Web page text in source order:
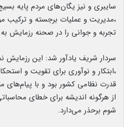
سایبری و نیز یگان‌های مردم پایه
،مدیریت و عملیات برجسته و ترکیب
تجربه و جوانی را در صحنه رزمایش
سردار شریف یادآور شد: این رزمایش
،ابتکار و نوآوری برای تقویت و
قدرت نظامی کشور بود و با پیام‌های
از هرگونه اندیشه برای خطای
شوم برحذر می‌دارد.